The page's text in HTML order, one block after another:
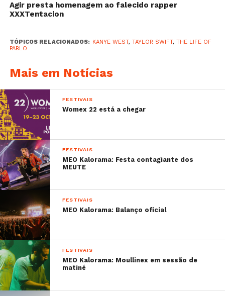
Agir presta homenagem ao falecido rapper
XXXTentacion
TÓPICOS RELACIONADOS: KANYE WEST, TAYLOR SWIFT, THE LIFE OF
PABLO
Mais em Notícias
FESTIVAIS
Womex 22 está a chegar
FESTIVAIS
MEO Kalorama: Festa contagiante dos
MEUTE
FESTIVAIS
MEO Kalorama: Balanço oficial
FESTIVAIS
MEO Kalorama: Moullinex em sessão de
matiné